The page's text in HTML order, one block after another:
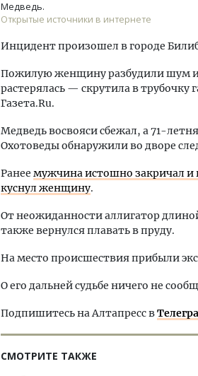
Медведь.
Открытые источники в интернете
Инцидент произошел в городе
Пожилую женщину разбудили шум и
растерялась — скрутила в трубочку
Газета.Ru.
Медведь восвояси сбежал, а 71-
Охотоведы обнаружили во дворе
Ранее мужчина истошно закричал и
куснул женщину.
От неожиданности аллигатор
также вернулся плавать в пруду.
На место происшествия прибыли
О его дальней судьбе ничего не
Подпишитесь на Алтапресс в
СМОТРИТЕ ТАКЖЕ